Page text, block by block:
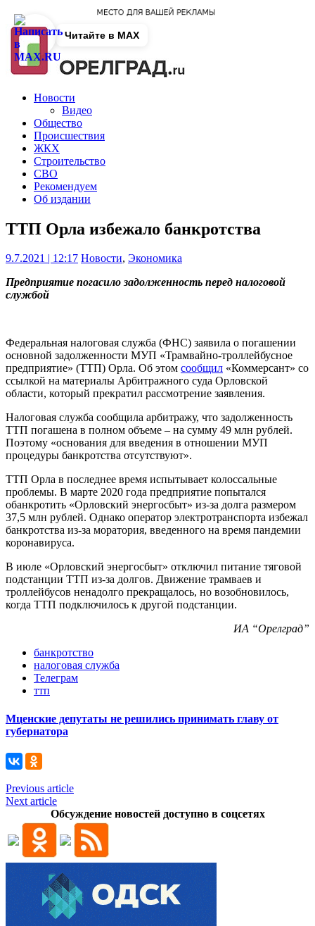
Новости
Видео
Общество
Происшествия
ЖКХ
Строительство
СВО
Рекомендуем
Об издании
ТТП Орла избежало банкротства
9.7.2021 | 12:17 Новости, Экономика
Предприятие погасило задолженность перед налоговой
службой
Федеральная налоговая служба (ФНС) заявила о погашении
основной задолженности МУП «Трамвайно-троллейбусное
предприятие» (ТТП) Орла. Об этом сообщил «Коммерсант» со
ссылкой на материалы Арбитражного суда Орловской
области, который прекратил рассмотрение заявления.
Налоговая служба сообщила арбитражу, что задолженность
ТТП погашена в полном объеме – на сумму 49 млн рублей.
Поэтому «основания для введения в отношении МУП
процедуры банкротства отсутствуют».
ТТП Орла в последнее время испытывает колоссальные
проблемы. В марте 2020 года предприятие попытался
обанкротить «Орловский энергосбыт» из-за долга размером
37,5 млн рублей. Однако оператор электротранспорта избежал
банкротства из-за моратория, введенного на время пандемии
коронавируса.
В июле «Орловский энергосбыт» отключил питание тяговой
подстанции ТТП из-за долгов. Движение трамваев и
троллейбусов ненадолго прекращалось, но возобновилось,
когда ТТП подключилось к другой подстанции.
ИА “Орелград”
банкротство
налоговая служба
Телеграм
ттп
Мценские депутаты не решились принимать главу от
губернатора
Previous article
Next article
Обсуждение новостей доступно в соцсетях
Читайте в MAX